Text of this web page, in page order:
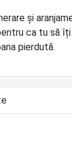
și
ca tu să
pierdută.